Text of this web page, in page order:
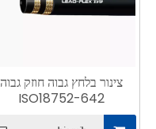
צינור בלחץ גבוה חוזק גבוה
ISO18752-642